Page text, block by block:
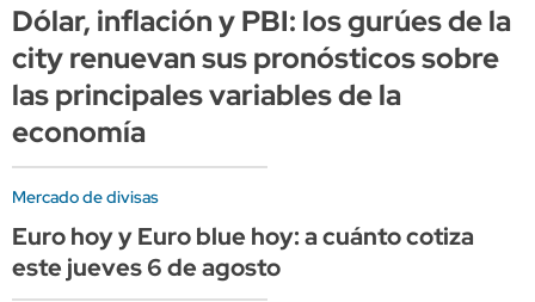
Dólar, inflación y PBI: los gurúes de la
city renuevan sus pronósticos sobre
las principales variables de la
economía
Mercado de divisas
Euro hoy y Euro blue hoy: a cuánto cotiza
este jueves 6 de agosto